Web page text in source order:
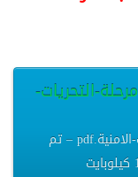
التحريات-
حماية-حقوق-الانسان-في-مرحلة-التحريات-الامنية.pdf – تم